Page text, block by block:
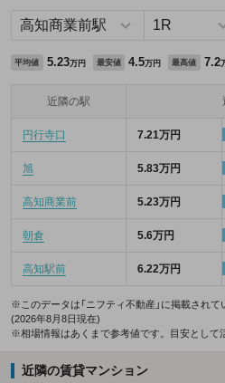
平均値 5.23万円 最安値 4.5万円 最高値 7.2
近隣の駅
円行寺口 7.21万円
旭 5.83万円
高知商業前 5.23万円
朝倉 5.6万円
高知駅前 6.22万円
※このデータは「ニフティ不動産」に掲載されて
(2026年8月8日現在)
※相場情報はあくまで参考値です。目安として
近隣の賃貸マンション